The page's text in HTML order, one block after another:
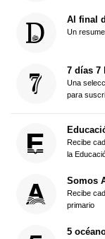
Al final
Un
7 días 7
Una
para
Recibe
la
Somos
Recibe
primario
5